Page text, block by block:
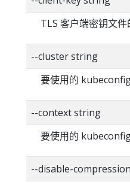
TLS 客户端密钥文件
--cluster string
要使用的 kubeconfig
--context string
要使用的 kubeconfig
--disable-compression